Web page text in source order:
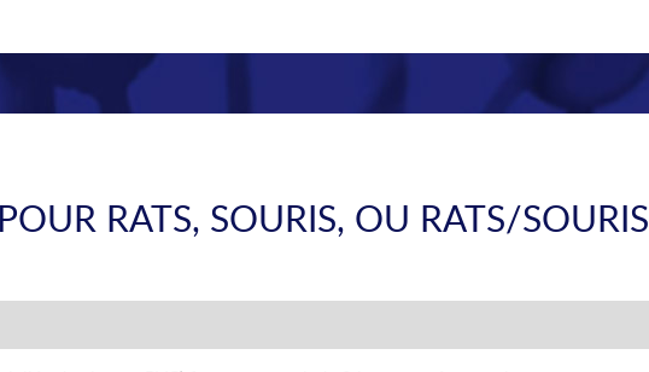
RATS, SOURIS, OU RATS/SOURIS